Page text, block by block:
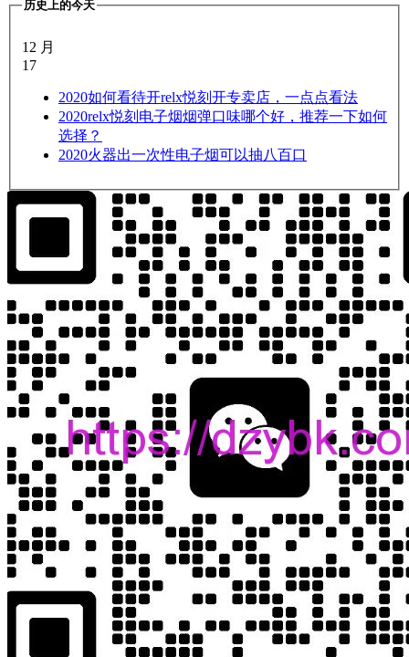
历史上的今天
12 月
17
2020如何看待开relx悦刻开专卖店，一点点看法
2020relx悦刻电子烟烟弹口味哪个好，推荐一下如何
选择？
2020火器出一次性电子烟可以抽八百口